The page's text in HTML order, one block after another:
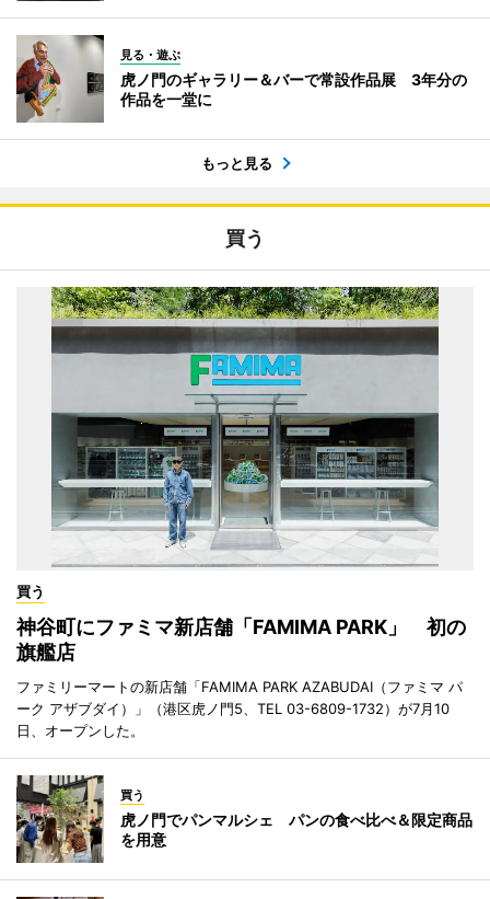
見る・遊ぶ
虎ノ門のギャラリー＆バーで常設作品展 3年分の
作品を一堂に
もっと見る
買う
買う
神谷町にファミマ新店舗「FAMIMA PARK」 初の
旗艦店
ファミリーマートの新店舗「FAMIMA PARK AZABUDAI（ファミマ パ
ーク アザブダイ）」（港区虎ノ門5、TEL 03-6809-1732）が7月10
日、オープンした。
買う
虎ノ門でパンマルシェ パンの食べ比べ＆限定商品
を用意